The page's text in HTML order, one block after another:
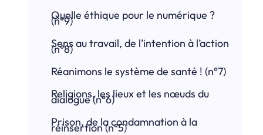
Quelle éthique pour le numérique ?
(n°9)
Sens au travail, de l’intention à l’action
(n°8)
Réanimons le système de santé ! (n°7)
Religions, les lieux et les nœuds du
dialogue (n°6)
Prison, de la condamnation à la
réinsertion (n°5)